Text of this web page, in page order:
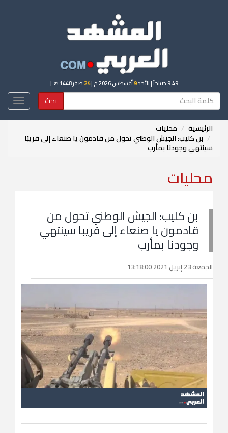
9:49 صباحاً | الأحد9أغسطس 2026 م | 24 صفر 1448 هـ |
بحث
الرئيسية محليات
بن كليب: الجيش الوطني تحول من قادمون يا صنعاء إلى قريبًا
سينتهي وجودنا بمأرب
محليات
بن كليب: الجيش الوطني تحول من
قادمون يا صنعاء إلى قريبًا سينتهي
وجودنا بمأرب
الجمعة 23 إبريل 2021 13:18:00